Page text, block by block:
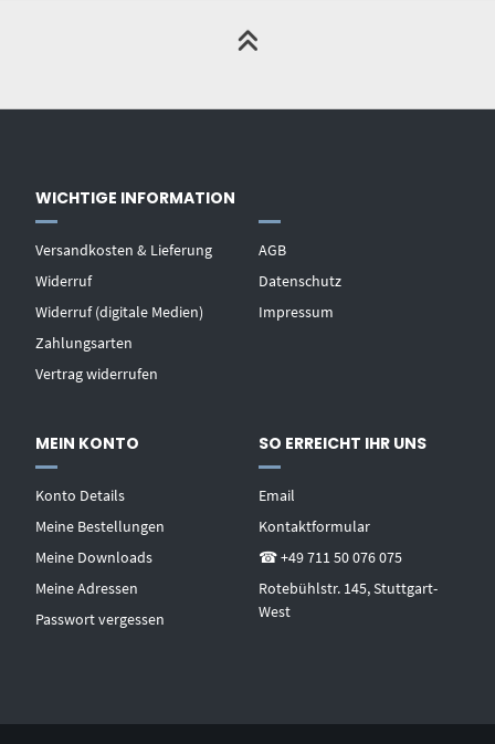
WICHTIGE INFORMATION
Versandkosten & Lieferung
Widerruf
Widerruf (digitale Medien)
Zahlungsarten
Vertrag widerrufen
AGB
Datenschutz
Impressum
MEIN KONTO
Konto Details
Meine Bestellungen
Meine Downloads
Meine Adressen
Passwort vergessen
SO ERREICHT IHR UNS
Email
Kontaktformular
☎ +49 711 50 076 075
Rotebühlstr. 145, Stuttgart-
West